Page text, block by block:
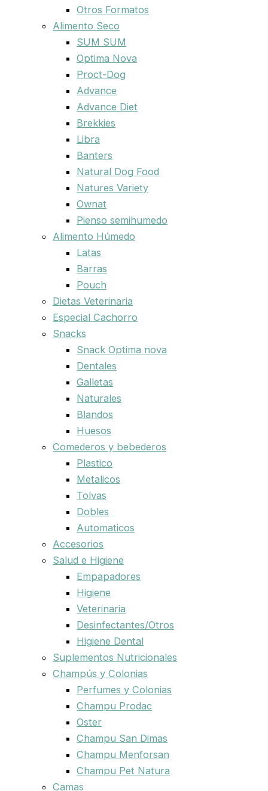
Otros Formatos
Alimento Seco
SUM SUM
Optima Nova
Proct-Dog
Advance
Advance Diet
Brekkies
Libra
Banters
Natural Dog Food
Natures Variety
Ownat
Pienso semihumedo
Alimento Húmedo
Latas
Barras
Pouch
Dietas Veterinaria
Especial Cachorro
Snacks
Snack Optima nova
Dentales
Galletas
Naturales
Blandos
Huesos
Comederos y bebederos
Plastico
Metalicos
Tolvas
Dobles
Automaticos
Accesorios
Salud e Higiene
Empapadores
Higiene
Veterinaria
Desinfectantes/Otros
Higiene Dental
Suplementos Nutricionales
Champús y Colonias
Perfumes y Colonias
Champu Prodac
Oster
Champu San Dimas
Champu Menforsan
Champu Pet Natura
Camas